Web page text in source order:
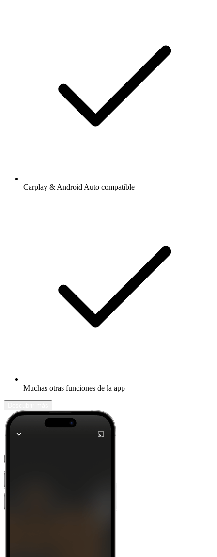
Carplay & Android Auto compatible
Muchas otras funciones de la app